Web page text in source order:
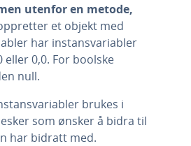
utenfor en metode,
et objekt med
har instansvariabler
0,0. For boolske
null.
brukes i
som ønsker å bidra til
har bidratt med.